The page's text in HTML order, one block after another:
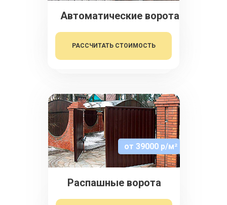
Распашные ворота
от 39000 р/м²
Автоматические ворота
РАССЧИТАТЬ СТОИМОСТЬ